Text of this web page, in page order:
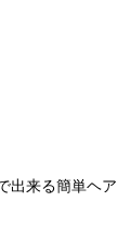
出来る簡単ヘア